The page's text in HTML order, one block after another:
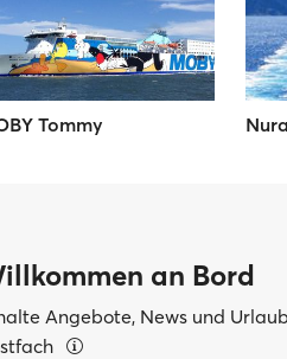
Tommy
an Bord
Angebote, News und